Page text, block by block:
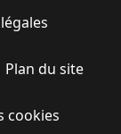
Plan du site
cookies